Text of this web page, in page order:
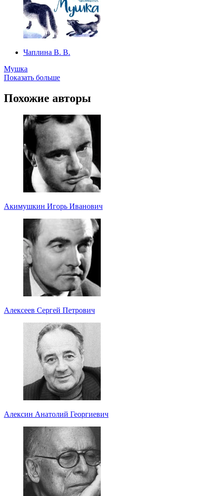
Чаплина В. В.
Мушка
Показать больше
Похожие авторы
Акимушкин Игорь Иванович
Алексеев Сергей Петрович
Алексин Анатолий Георгиевич